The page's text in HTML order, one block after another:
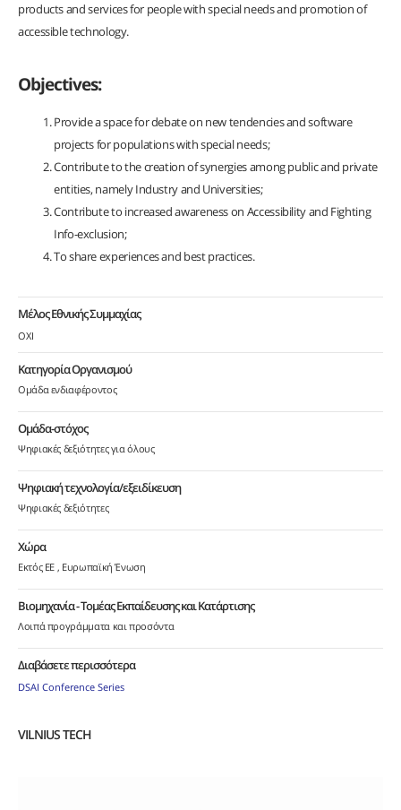
products and services for people with special needs and promotion of
accessible technology.
Objectives:
Provide a space for debate on new tendencies and software
projects for populations with special needs;
Contribute to the creation of synergies among public and private
entities, namely Industry and Universities;
Contribute to increased awareness on Accessibility and Fighting
Info-exclusion;
To share experiences and best practices.
Μέλος Εθνικής Συμμαχίας
ΟΧΙ
Κατηγορία Οργανισμού
Ομάδα ενδιαφέροντος
Ομάδα-στόχος
Ψηφιακές δεξιότητες για όλους
Ψηφιακή τεχνολογία/εξειδίκευση
Ψηφιακές δεξιότητες
Χώρα
Εκτός ΕΕ Ευρωπαϊκή Ένωση
Βιομηχανία - Τομέας Εκπαίδευσης και Κατάρτισης
Λοιπά προγράμματα και προσόντα
Διαβάσετε περισσότερα
DSAI Conference Series
VILNIUS TECH